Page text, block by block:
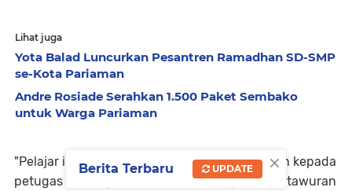
Lihat juga
Yota Balad Luncurkan Pesantren Ramadhan SD-SMP
se-Kota Pariaman
Andre Rosiade Serahkan 1.500 Paket Sembako
untuk Warga Pariaman
"Pelajar ini nanti juga dapat menginformasikan kepada
petugas tentang adanya pelajar yang hendak tawuran
×
Berita Terbaru UPDATE